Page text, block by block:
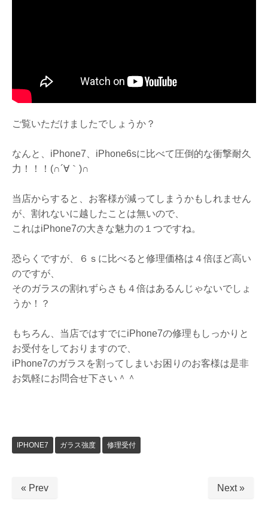
ご覧いただけましたでしょうか？
なんと、iPhone7、iPhone6sに比べて圧倒的な衝撃耐久
力！！！(∩´∀｀)∩
当店からすると、お客様が減ってしまうかもしれません
が、割れないに越したことは無いので、
これはiPhone7の大きな魅力の１つですね。
恐らくですが、６ｓに比べると修理価格は４倍ほど高い
のですが、
そのガラスの割れずらさも４倍はあるんじゃないでしょ
うか！？
もちろん、当店ではすでにiPhone7の修理もしっかりと
お受付をしておりますので、
iPhone7のガラスを割ってしまいお困りのお客様は是非
お気軽にお問合せ下さい＾＾
IPHONE7 ガラス強度 修理受付
« Prev Next »